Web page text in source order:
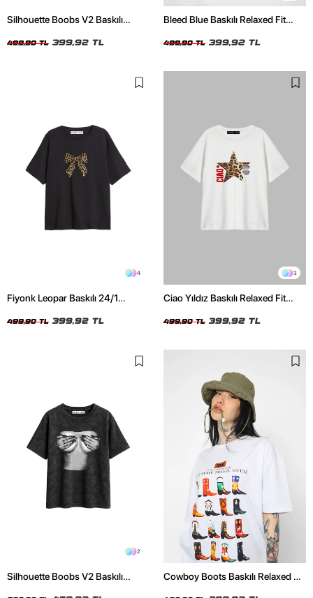
Silhouette Boobs V2 Baskılı
499,90 TL 399,92 TL
Bleed Blue Baskılı Relaxed Fit
499,90 TL 399,92 TL
4
Fiyonk Leopar Baskılı 24/1
Tshirt
499,90 TL 399,92 TL
3
Ciao Yıldız Baskılı Relaxed Fit
499,90 TL 399,92 TL
2
Silhouette Boobs V2 Baskılı
Cowboy Boots Baskılı Relaxed Fit